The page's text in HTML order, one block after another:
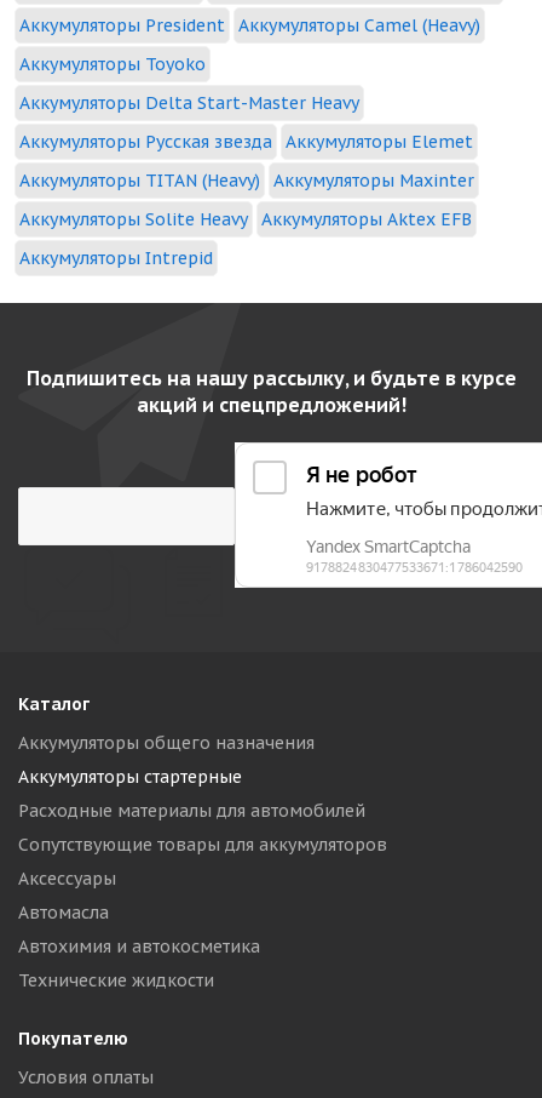
Аккумуляторы President
Аккумуляторы Camel (Heavy)
Аккумуляторы Toyoko
Аккумуляторы Delta Start-Master Heavy
Аккумуляторы Русская звезда
Аккумуляторы Elemet
Аккумуляторы TITAN (Heavy)
Аккумуляторы Maxinter
Аккумуляторы Solite Heavy
Аккумуляторы Aktex EFB
Аккумуляторы Intrepid
Подпишитесь на нашу рассылку, и будьте в курсе
акций и спецпредложений!
Каталог
Аккумуляторы общего назначения
Аккумуляторы стартерные
Расходные материалы для автомобилей
Сопутствующие товары для аккумуляторов
Аксессуары
Автомасла
Автохимия и автокосметика
Технические жидкости
Покупателю
Условия оплаты